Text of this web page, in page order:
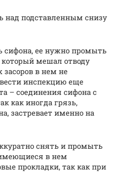
над подставленным снизу
ее нужно промыть
мешал отводу
в нем не
инспекцию еще
– соединения сифона с
как иногда грязь,
застревает именно на
снять и промыть
в нем
прокладки, так как при